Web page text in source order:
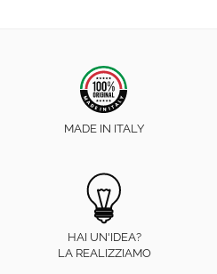
MADE IN ITALY
HAI UN'IDEA?
LA REALIZZIAMO